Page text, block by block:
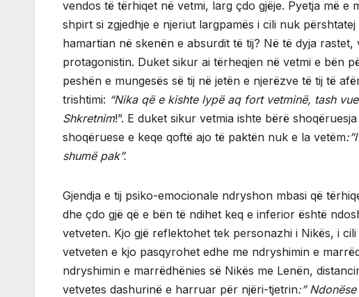
vendos të tërhiqet në vetmi, larg çdo gjëje. Pyetja më e
shpirt si zgjedhje e njeriut largpamës i cili nuk
hamartian në skenën e absurdit të tij? Në të dyja
protagonistin. Duket sikur ai tërheqjen në vetmi e bën
peshën e mungesës së tij në jetën e njerëzve të tij të
trishtimi: “Nika që e kishte lypë aq fort vetminë, tash
Shkretnim!”. E duket sikur vetmia ishte bërë
shoqëruese e keqe qoftë ajo të paktën nuk e la vetëm
shumë pak”.
Gjendja e tij psiko-emocionale ndryshon mbasi që
dhe çdo gjë që e bën të ndihet keq e inferior është
vetveten. Kjo gjë reflektohet tek personazhi i Nikës, i
vetveten e kjo pasqyrohet edhe me ndryshimin e
ndryshimin e marrëdhënies së Nikës me Lenën,
vetvetes dashurinë e harruar për njëri-tjetrin:”